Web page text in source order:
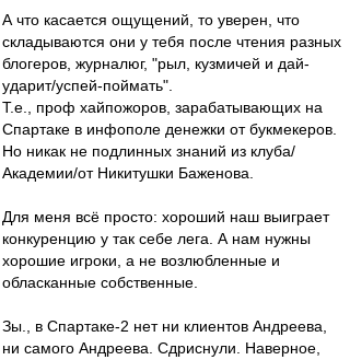
А что касается ощущений, то уверен, что
складываются они у тебя после чтения разных
блогеров, журналюг, "рыл, кузмичей и дай-
ударит/успей-поймать".
Т.е., проф хайпожоров, зарабатывающих на
Спартаке в инфополе денежки от букмекеров.
Но никак не подлинных знаний из клуба/
Академии/от Никитушки Баженова.
Для меня всё просто: хороший наш выиграет
конкуренцию у так себе лега. А нам нужны
хорошие игроки, а не возлюбленные и
обласканные собственные.
Зы., в Спартаке-2 нет ни клиентов Андреева,
ни самого Андреева. Сдриснули. Наверное,